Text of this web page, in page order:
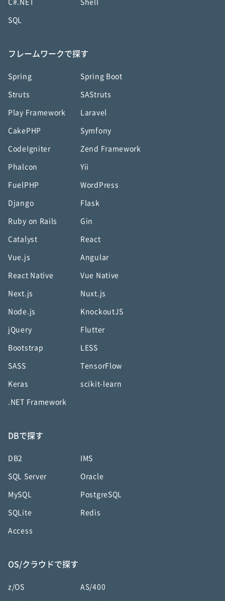
C#.NET Shell
SQL
フレームワークで探す
Spring Spring Boot
Struts SAStruts
Play Framework Laravel
CakePHP Symfony
CodeIgniter Zend Framework
Phalcon Yii
FuelPHP WordPress
Django Flask
Ruby on Rails Gin
Catalyst React
Vue.js Angular
React Native Vue Native
Next.js Nuxt.js
Node.js KnockoutJS
jQuery Flutter
Bootstrap LESS
SASS TensorFlow
Keras scikit-learn
.NET Framework
DBで探す
DB2 IMS
SQL Server Oracle
MySQL PostgreSQL
SQLite Redis
Access
OS/クラウドで探す
z/OS AS/400